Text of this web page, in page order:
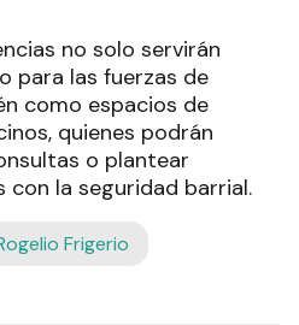
no solo servirán
para las fuerzas de
como espacios de
quienes podrán
o plantear
con la seguridad barrial.
Frigerio